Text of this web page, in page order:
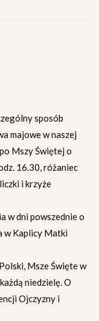
sposób
majowe w naszej
Mszy Świętej o
16.30, różaniec
i krzyże
w dni powszednie o
w Kaplicy Matki
Msze Święte w
niedzielę. O
Ojczyzny i